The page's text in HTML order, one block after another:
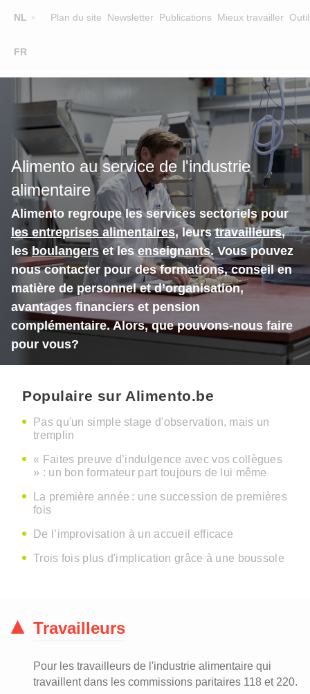
NL
FR
Plan du site Newsletter Publications Mieux travailler
Main
navigation
FORMATEURS
SUR ALIMENTO
EQUIPE
CONTACT
CHERCHER UNE FORMATION
Alimento au service de l'industrie
alimentaire
Alimento regroupe les services sectoriels pour
les entreprises alimentaires, leurstravailleurs,
les boulangerset lesenseignants. Vous pouvez
nous contacter pour des formations, conseil en
matière de personnel et d’organisation,
avantages financiers et pension
complémentaire. Alors, que pouvons-nous faire
pour vous?
Populaire sur Alimento.be
Pas qu'un simple stage d'observation, mais un
tremplin
« Faites preuve d’indulgence avec vos collègues
» : un bon formateur part toujours de lui même
La première année : une succession de premières
fois
De l’improvisation à un accueil efficace
Trois fois plus d'implication grâce à une boussole
Travailleurs
Pour les travailleurs de l'industrie alimentaire qui
travaillent dans les commissions paritaires 118 et 220.